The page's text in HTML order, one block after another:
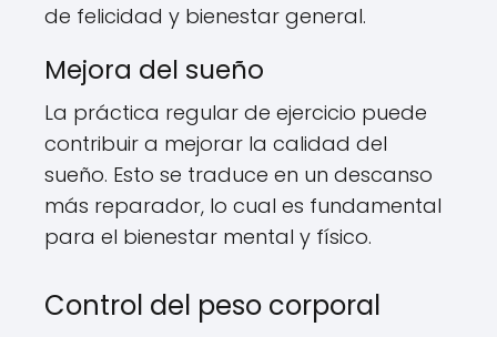
de felicidad y bienestar general.
Mejora del sueño
La práctica regular de ejercicio puede
contribuir a mejorar la calidad del
sueño. Esto se traduce en un descanso
más reparador, lo cual es fundamental
para el bienestar mental y físico.
Control del peso corporal